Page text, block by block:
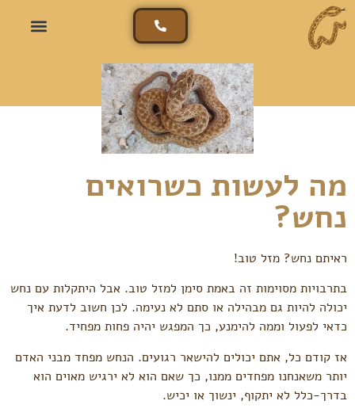
מה לעשות כשרואים
נחש?
ראיתם נחש? מזל טוב!
בתרבויות מסוימות זה באמת סימן למזל טוב. אבל היתקלות עם נחש
יכולה להיות גם מבהילה או סתם לא נעימה. לכן חשוב לדעת איך
כדאי לפעול וממה להימנע, כך המפגש יהיה פחות מפחיד.
אז קודם כל, אתם יכולים להישאר רגועים. הנחש מפחד מבני האדם
יותר משאנחנו מפחדים ממנו, כך שאם הוא לא ירגיש מאוים הוא
בדרך-כלל לא יתקוף, ינשוך או יכיש.